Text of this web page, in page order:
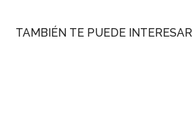
TAMBIÉN TE PUEDE INTERESAR